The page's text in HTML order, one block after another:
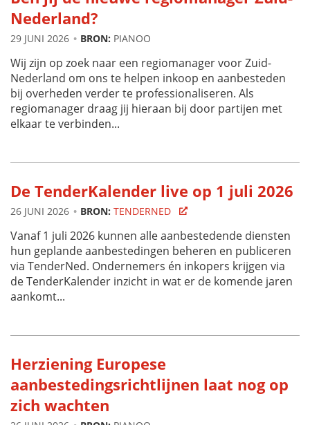
Nederland?
29 JUNI 2026 BRON: PIANOO
Wij zijn op zoek naar een regiomanager voor Zuid-
Nederland om ons te helpen inkoop en aanbesteden
bij overheden verder te professionaliseren. Als
regiomanager draag jij hieraan bij door partijen met
elkaar te verbinden...
De TenderKalender live op 1 juli 2026
26 JUNI 2026 BRON: TENDERNED
Vanaf 1 juli 2026 kunnen alle aanbestedende diensten
hun geplande aanbestedingen beheren en publiceren
via TenderNed. Ondernemers én inkopers krijgen via
de TenderKalender inzicht in wat er de komende jaren
aankomt...
Herziening Europese
aanbestedingsrichtlijnen laat nog op
zich wachten